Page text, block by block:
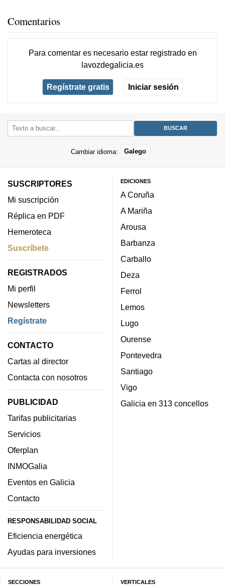
Comentarios
Para comentar es necesario estar registradoen
lavozdegalicia.es
Regístrate gratis Iniciar sesión
Cambiar idioma: Galego
SUSCRIPTORES
Mi suscripción
Réplica en PDF
Hemeroteca
Suscríbete
REGISTRADOS
Mi perfil
Newsletters
Regístrate
CONTACTO
Cartas al director
Contacta con nosotros
PUBLICIDAD
Tarifas publicitarias
Servicios
Oferplan
INMOGalia
Eventos en Galicia
Contacto
RESPONSABILIDAD SOCIAL
Eficiencia energética
Ayudas para inversiones
EDICIONES
A Coruña
A Mariña
Arousa
Barbanza
Carballo
Deza
Ferrol
Lemos
Lugo
Ourense
Pontevedra
Santiago
Vigo
Galicia en 313 concellos
SECCIONES VERTICALES